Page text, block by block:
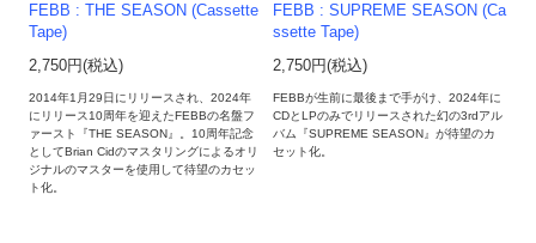
FEBB : THE SEASON (Cassette
Tape)
2,750円(税込)
2014年1月29日にリリースされ、2024年
にリリース10周年を迎えたFEBBの名盤フ
ァースト『THE SEASON』。10周年記念
としてBrian Cidのマスタリングによるオリ
ジナルのマスターを使用して待望のカセッ
ト化。
FEBB : SUPREME SEASON (Ca
ssette Tape)
2,750円(税込)
FEBBが生前に最後まで手がけ、2024年に
CDとLPのみでリリースされた幻の3rdアル
バム『SUPREME SEASON』が待望のカ
セット化。